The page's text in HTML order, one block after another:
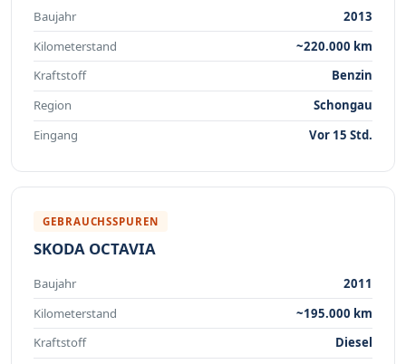
Baujahr
2013
Kilometerstand
~220.000 km
Kraftstoff
Benzin
Region
Schongau
Eingang
Vor 15 Std.
GEBRAUCHSSPUREN
SKODA OCTAVIA
Baujahr
2011
Kilometerstand
~195.000 km
Kraftstoff
Diesel